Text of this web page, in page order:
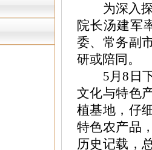
为深入
院长汤建军
委、常务副
研或陪同。
5月8日
文化与特色
植基地，仔
特色农产品
历史记载，